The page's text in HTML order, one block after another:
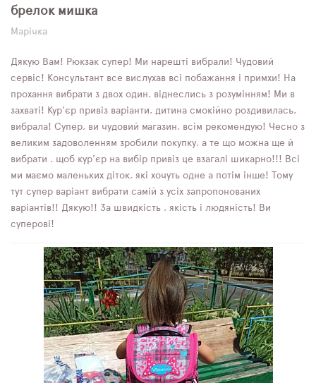
брелок мишка
Марічка
Дякую Вам! Рюкзак супер! Ми нарешті вибрали! Чудовий
сервіс! Консультант все вислухав всі побажання і примхи! На
прохання вибрати з двох один, віднеслись з розумінням! Ми в
захваті! Кур'єр привіз варіанти, дитина смокійно роздивилась,
вибрала! Супер, ви чудовий магазин, всім рекомендую! Чесно з
великим задоволенням зробили покупку, а те що можна ще й
вибрати , щоб кур'єр на вибір привіз це взагалі шикарно!!! Всі
ми маємо маленьких діток, які хочуть одне а потім інше! Тому
тут супер варіант вибрати самій з усіх запропонованих
варіантів!! Дякую!! За швидкість , якість і людяність! Ви
суперові!